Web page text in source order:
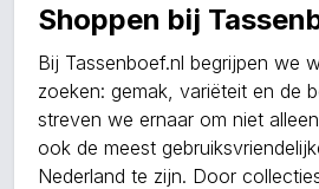
Shoppen bij
Bij Tassenboef.nl begrijpen we
zoeken: gemak, variëteit en de
streven we ernaar om niet
ook de meest
Nederland te zijn. Door